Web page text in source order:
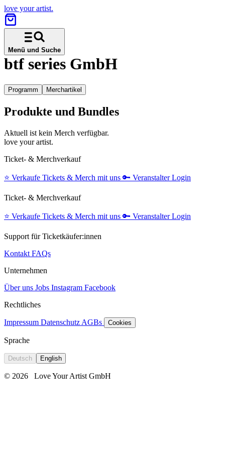
love your artist.
Menü und Suche
btf series GmbH
Programm Merchartikel
Produkte und Bundles
Aktuell ist kein Merch verfügbar.
love your artist.
Ticket- & Merchverkauf
⭐️ Verkaufe Tickets & Merch mit uns 🔑 Veranstalter Login
Ticket- & Merchverkauf
⭐️ Verkaufe Tickets & Merch mit uns 🔑 Veranstalter Login
Support für Ticketkäufer:innen
Kontakt FAQs
Unternehmen
Über uns Jobs Instagram Facebook
Rechtliches
Impressum Datenschutz AGBs Cookies
Sprache
Deutsch English
© 2026 Love Your Artist GmbH